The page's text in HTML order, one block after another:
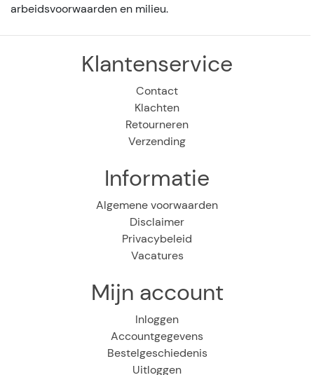
arbeidsvoorwaarden en milieu.
Klantenservice
Contact
Klachten
Retourneren
Verzending
Informatie
Algemene voorwaarden
Disclaimer
Privacybeleid
Vacatures
Mijn account
Inloggen
Accountgegevens
Bestelgeschiedenis
Uitloggen